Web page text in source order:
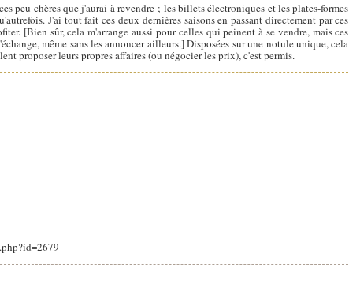
peu chères que j'aurai à revendre ; les billets électroniques et les plates-formes
J'ai tout fait ces deux dernières saisons en passant directement par ces
[Bien sûr, cela m'arrange aussi pour celles qui peinent à se vendre, mais ces
même sans les annoncer ailleurs.] Disposées sur une notule unique, cela
proposer leurs propres affaires (ou négocier les prix), c'est permis.